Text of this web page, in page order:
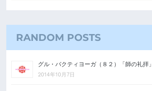
RANDOM POSTS
グル・バクティヨーガ（８２）「師の礼拝」
2014年10月7日